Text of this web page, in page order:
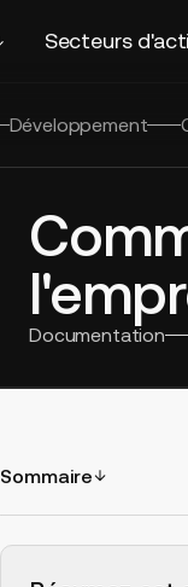
Secteurs
Développement
Documentation
Sommaire
H2 Example